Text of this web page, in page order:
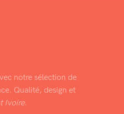
notre sélection de
Qualité, design et
Ivoire.